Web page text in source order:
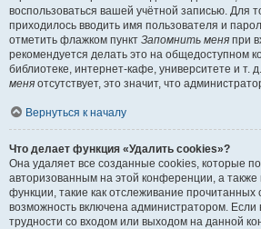
воспользоваться вашей учётной записью. Для
приходилось вводить имя пользователя и
отметить флажком пункт Запомнить меня при
рекомендуется делать это на общедоступном
библиотеке, интернет-кафе, университете и т.
меня отсутствует, это значит, что
Вернуться к началу
Что делает функция «Удалить cookies»?
Она удаляет все созданные cookies, которые
авторизованным на этой конференции, а также
функции, такие как отслеживание
возможность включена администратором.
трудности со входом или выходом на данной